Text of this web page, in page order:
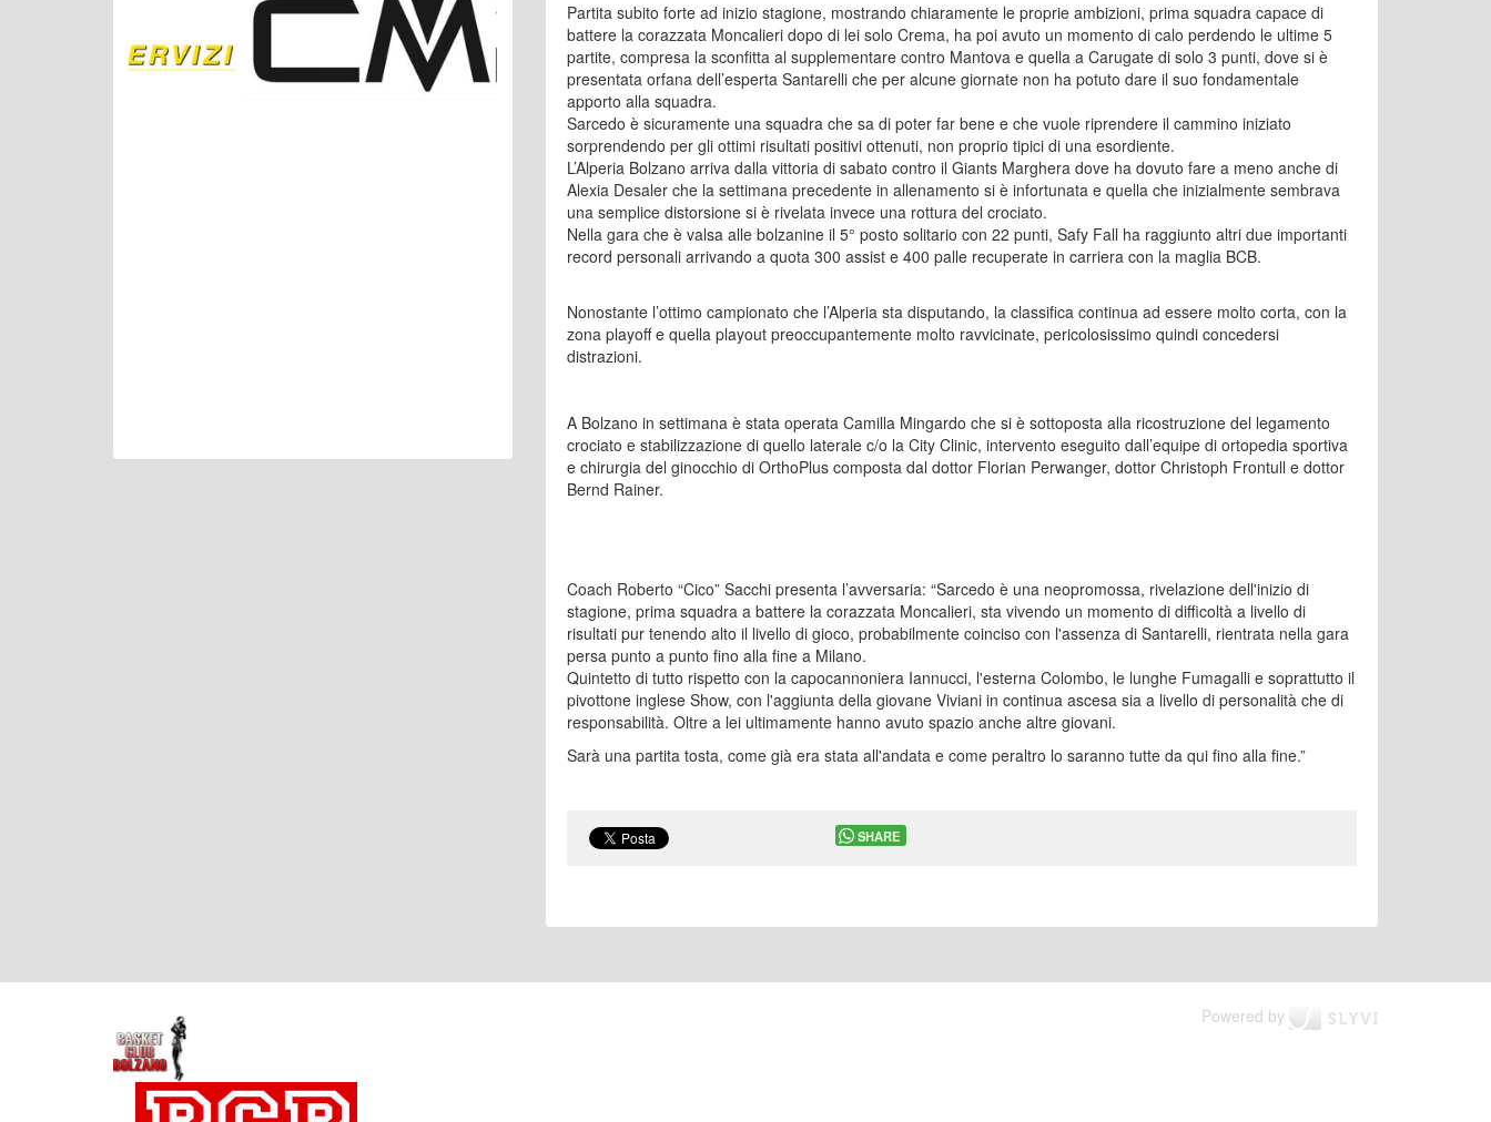
Partita subito forte ad inizio stagione, mostrando chiaramente le proprie ambizioni, prima squadra capace di
battere la corazzata Moncalieri dopo di lei solo Crema, ha poi avuto un momento di calo perdendo le ultime 5
partite, compresa la sconfitta al supplementare contro Mantova e quella a Carugate di solo 3 punti, dove si è
presentata orfana dell’esperta Santarelli che per alcune giornate non ha potuto dare il suo fondamentale
apporto alla squadra.
Sarcedo è sicuramente una squadra che sa di poter far bene e che vuole riprendere il cammino iniziato
sorprendendo per gli ottimi risultati positivi ottenuti, non proprio tipici di una esordiente.
L’Alperia Bolzano arriva dalla vittoria di sabato contro il Giants Marghera dove ha dovuto fare a meno anche di
Alexia Desaler che la settimana precedente in allenamento si è infortunata e quella che inizialmente sembrava
una semplice distorsione si è rivelata invece una rottura del crociato.
Nella gara che è valsa alle bolzanine il 5° posto solitario con 22 punti, Safy Fall ha raggiunto altri due importanti
record personali arrivando a quota 300 assist e 400 palle recuperate in carriera con la maglia BCB.
Nonostante l’ottimo campionato che l’Alperia sta disputando, la classifica continua ad essere molto corta, con la
zona playoff e quella playout preoccupantemente molto ravvicinate, pericolosissimo quindi concedersi
distrazioni.
A Bolzano in settimana è stata operata Camilla Mingardo che si è sottoposta alla ricostruzione del legamento
crociato e stabilizzazione di quello laterale c/o la City Clinic, intervento eseguito dall’equipe di ortopedia sportiva
e chirurgia del ginocchio di OrthoPlus composta dal dottor Florian Perwanger, dottor Christoph Frontull e dottor
Bernd Rainer.
Coach Roberto “Cico” Sacchi presenta l’avversaria: “Sarcedo è una neopromossa, rivelazione dell'inizio di
stagione, prima squadra a battere la corazzata Moncalieri, sta vivendo un momento di difficoltà a livello di
risultati pur tenendo alto il livello di gioco, probabilmente coinciso con l'assenza di Santarelli, rientrata nella gara
persa punto a punto fino alla fine a Milano.
Quintetto di tutto rispetto con la capocannoniera Iannucci, l'esterna Colombo, le lunghe Fumagalli e soprattutto il
pivottone inglese Show, con l'aggiunta della giovane Viviani in continua ascesa sia a livello di personalità che di
responsabilità. Oltre a lei ultimamente hanno avuto spazio anche altre giovani.
Sarà una partita tosta, come già era stata all'andata e come peraltro lo saranno tutte da qui fino alla fine.”
SHARE
Powered by